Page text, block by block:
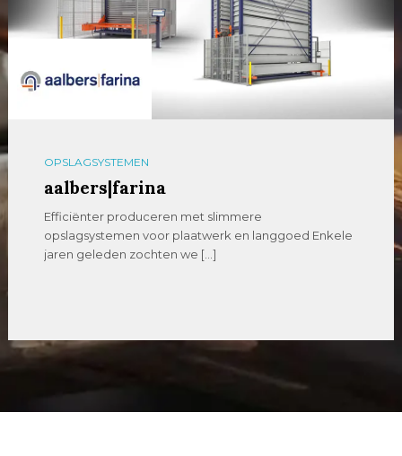
OPSLAGSYSTEMEN
aalbers|farina
Efficiënter produceren met slimmere
opslagsystemen voor plaatwerk en langgoed Enkele
jaren geleden zochten we […]